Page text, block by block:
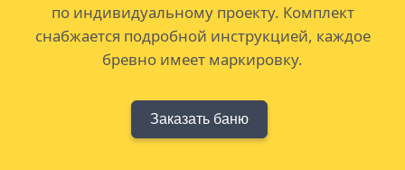
по индивидуальному проекту. Комплект
снабжается подробной инструкцией, каждое
бревно имеет маркировку.
Заказать баню